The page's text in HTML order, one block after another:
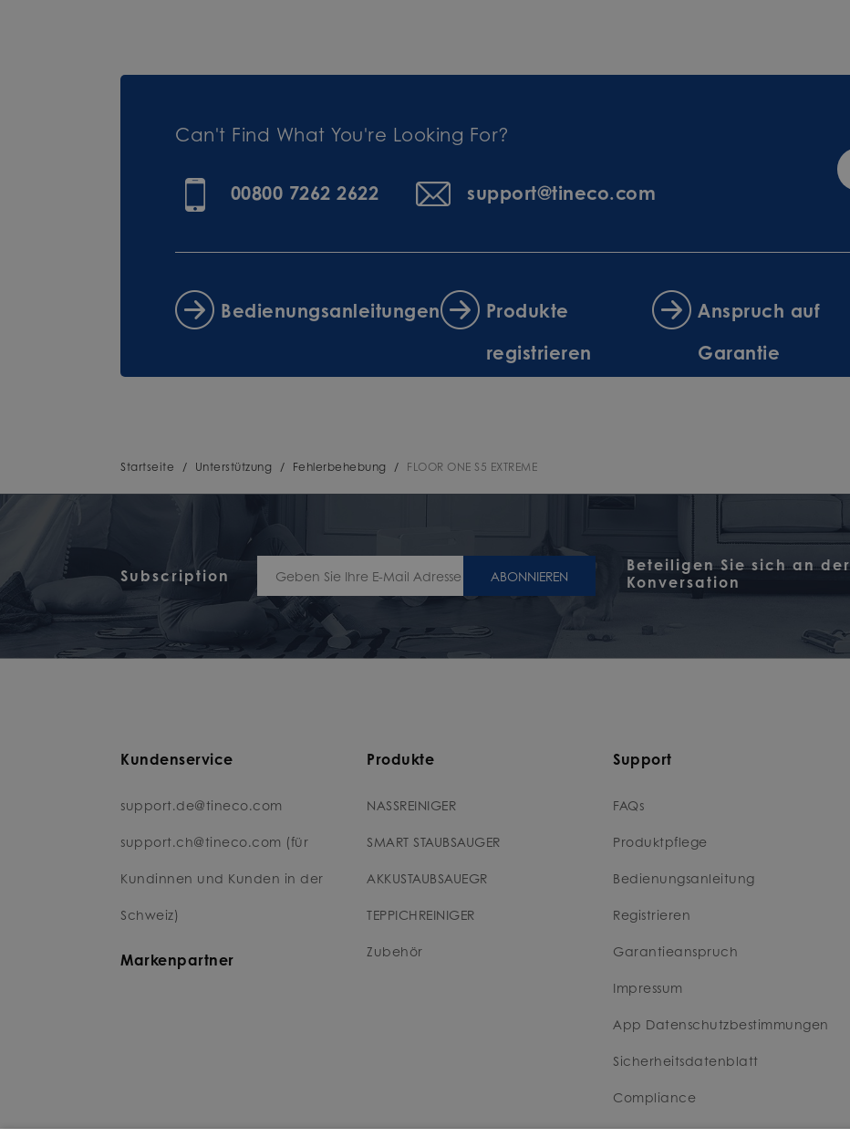
Can't Find What You're Looking For?
00800 7262 2622 support@tineco.com
Bedienungsanleitungen
Produkte
registrieren
Anspruch auf
Garantie
Startseite / Unterstützung / Fehlerbehebung / FLOOR ONE S5 EXTREME
Subscription ABONNIEREN
Beteiligen Sie sich an der
Konversation
Kundenservice
support.de@tineco.com
support.ch@tineco.com (für
Kundinnen und Kunden in der
Schweiz)
Markenpartner
Produkte
NASSREINIGER
SMART STAUBSAUGER
AKKUSTAUBSAUEGR
TEPPICHREINIGER
Zubehör
Support
FAQs
Produktpflege
Bedienungsanleitung
Registrieren
Garantieanspruch
Impressum
App Datenschutzbestimmungen
Sicherheitsdatenblatt
Compliance